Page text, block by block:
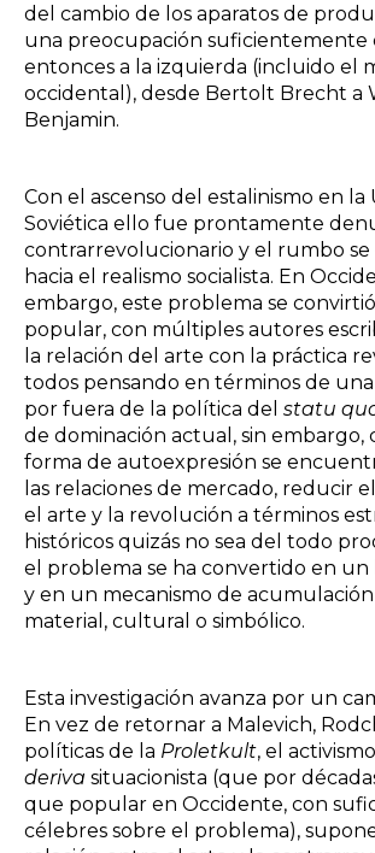
del cambio de los aparatos de
una preocupación suficientemente
entonces a la izquierda (incluido el
occidental), desde Bertolt Brecht a
Benjamin.
Con el ascenso del estalinismo en la
Soviética ello fue prontamente
contrarrevolucionario y el rumbo se
hacia el realismo socialista. En
embargo, este problema se
popular, con múltiples autores
la relación del arte con la práctica
todos pensando en términos de una
por fuera de la política del statu
de dominación actual, sin embargo,
forma de autoexpresión se
las relaciones de mercado, reducir
el arte y la revolución a términos
históricos quizás no sea del todo
el problema se ha convertido en un
y en un mecanismo de acumulación
material, cultural o simbólico.
Esta investigación avanza por un
En vez de retornar a Malevich,
políticas de la Proletkult, el
deriva situacionista (que por
que popular en Occidente, con
célebres sobre el problema),